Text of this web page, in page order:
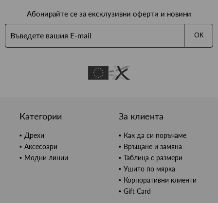
Абонирайте се за ексклузивни оферти и новини
ОК
Категории
Дрехи
Аксесоари
Модни линии
За клиента
Как да си поръчаме
Връщане и замяна
Таблица с размери
Ушито по мярка
Корпоративни клиенти
Gift Card